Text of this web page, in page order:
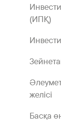
(ИПҚ)
желісі
Басқа